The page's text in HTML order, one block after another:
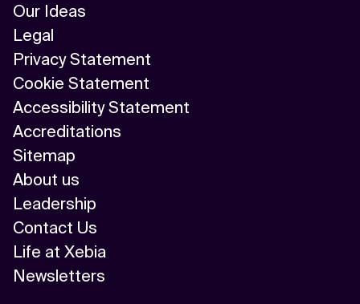
Our Ideas
Legal
Privacy Statement
Cookie Statement
Accessibility Statement
Accreditations
Sitemap
About us
Leadership
Contact Us
Life at Xebia
Newsletters